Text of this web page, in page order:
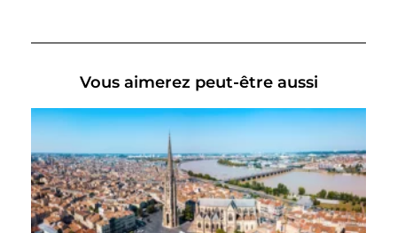
Vous aimerez peut-être aussi